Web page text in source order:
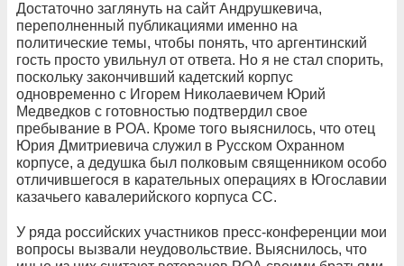
Достаточно заглянуть на сайт Андрушкевича,
переполненный публикациями именно на
политические темы, чтобы понять, что аргентинский
гость просто увильнул от ответа. Но я не стал спорить,
поскольку закончивший кадетский корпус
одновременно с Игорем Николаевичем Юрий
Медведков с готовностью подтвердил свое
пребывание в РОА. Кроме того выяснилось, что отец
Юрия Дмитриевича служил в Русском Охранном
корпусе, а дедушка был полковым священником особо
отличившегося в карательных операциях в Югославии
казачьего кавалерийского корпуса СС.
У ряда российских участников пресс-конференции мои
вопросы вызвали неудовольствие. Выяснилось, что